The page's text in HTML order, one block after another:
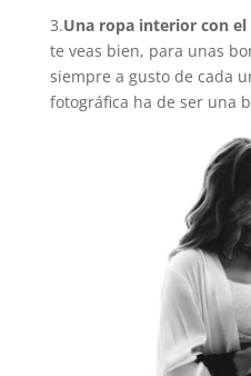
3.Una ropa interior con
te veas bien, para unas
siempre a gusto de cada
fotográfica ha de ser una